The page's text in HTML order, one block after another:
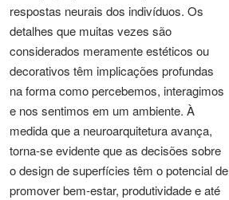
respostas neurais dos indivíduos. Os
detalhes que muitas vezes são
considerados meramente estéticos ou
decorativos têm implicações profundas
na forma como percebemos, interagimos
e nos sentimos em um ambiente. À
medida que a neuroarquitetura avança,
torna-se evidente que as decisões sobre
o design de superfícies têm o potencial de
promover bem-estar, produtividade e até